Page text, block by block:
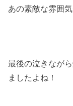
あの素敵な雰囲
最後の泣きなが
ましたよね！